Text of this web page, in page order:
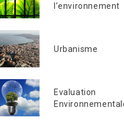
l’environnement
Urbanisme
Evaluation